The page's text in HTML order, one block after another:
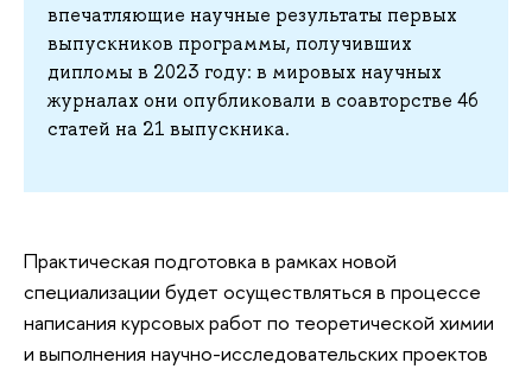
впечатляющие научные результаты первых
выпускников программы, получивших
дипломы в 2023 году: в мировых научных
журналах они опубликовали в соавторстве 46
статей на 21 выпускника.
Практическая подготовка в рамках новой
специализации будет осуществляться в процессе
написания курсовых работ по теоретической химии
и выполнения научно-исследовательских проектов